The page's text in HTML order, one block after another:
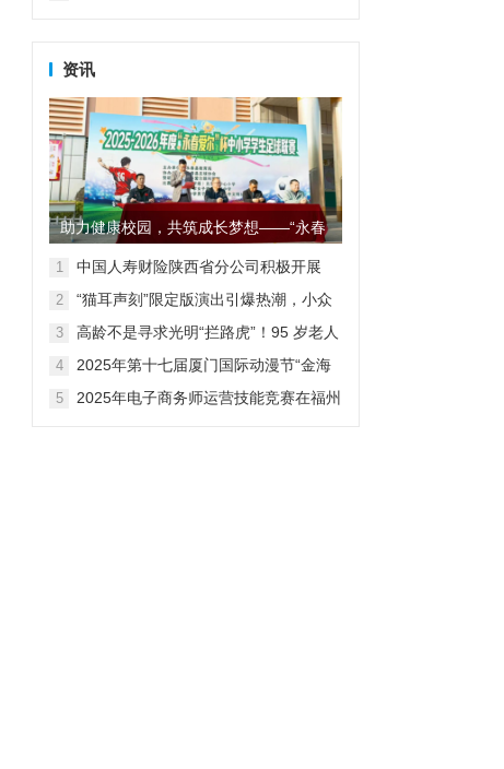
资讯
助力健康校园，共筑成长梦想——“永春
爱尔杯”小学足球联赛圆满...
1
中国人寿财险陕西省分公司积极开展
2
“猫耳声刻”限定版演出引爆热潮，小众
3
高龄不是寻求光明“拦路虎”！95 岁老人
4
2025年第十七届厦门国际动漫节“金海
5
2025年电子商务师运营技能竞赛在福州